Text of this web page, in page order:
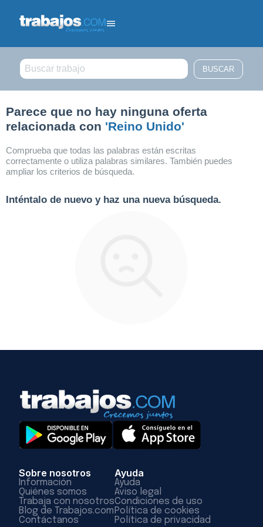
Parece que no hay ninguna oferta
relacionada con 'Reino Unido'
Comprueba que todas las palabras están escritas
correctamente o utiliza palabras similares. También puedes
ampliar los criterios de búsqueda.
Inténtalo de nuevo y haz una nueva búsqueda.
Sobre nosotros
Información
Quiénes somos
Trabaja con nosotros
Blog de Trabajos.com
Contáctanos
Ayuda
Ayuda
Aviso legal
Condiciones de uso
Política de cookies
Política de privacidad